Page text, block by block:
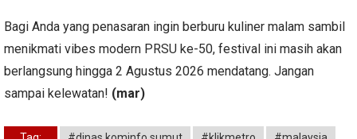
Bagi Anda yang penasaran ingin berburu kuliner malam sambil
menikmati vibes modern PRSU ke-50, festival ini masih akan
berlangsung hingga 2 Agustus 2026 mendatang. Jangan
sampai kelewatan! (mar)